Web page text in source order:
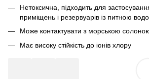
Нетоксична, підходить для
приміщень і резервуарів із питною
Може контактувати з морською
Має високу стійкість до іонів хлору